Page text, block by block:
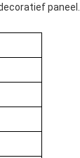
paneel.